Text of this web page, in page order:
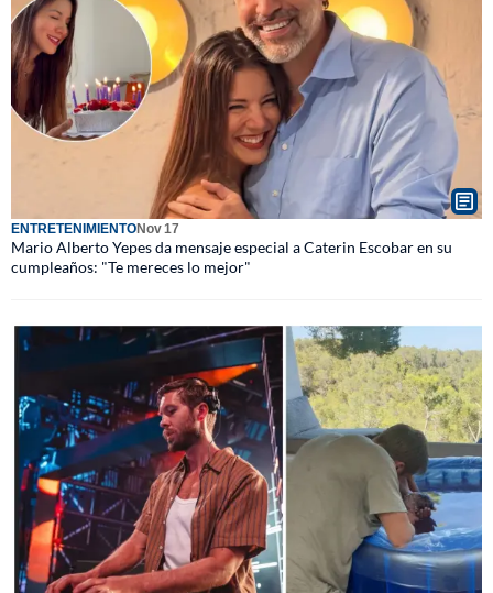
ENTRETENIMIENTONov 17
Mario Alberto Yepes da mensaje especial a Caterin Escobar en su
cumpleaños: "Te mereces lo mejor"